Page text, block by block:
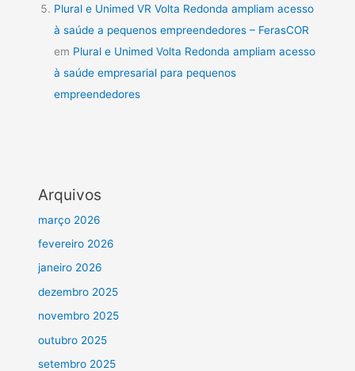
Plural e Unimed VR Volta Redonda ampliam acesso
à saúde a pequenos empreendedores – FerasCOR
em Plural e Unimed Volta Redonda ampliam acesso
à saúde empresarial para pequenos
empreendedores
Arquivos
março 2026
fevereiro 2026
janeiro 2026
dezembro 2025
novembro 2025
outubro 2025
setembro 2025